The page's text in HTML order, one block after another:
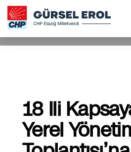
18 Ili
Yerel